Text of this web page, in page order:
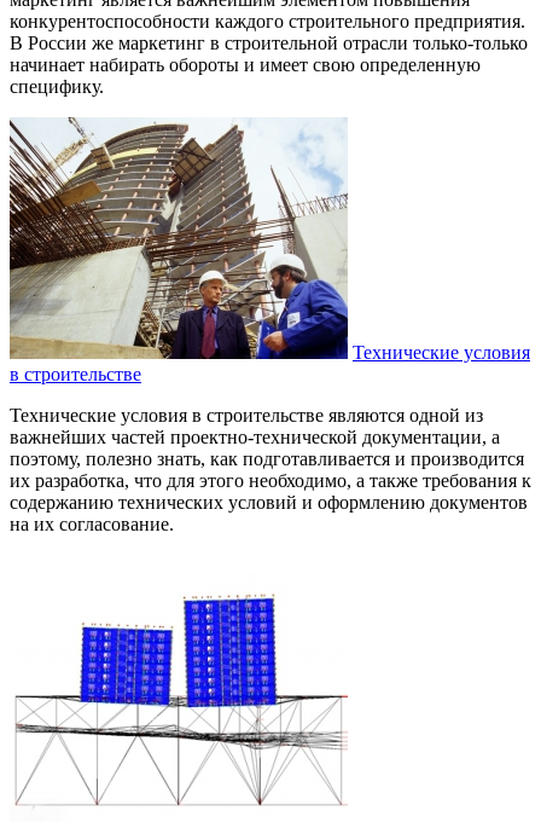
конкурентоспособности каждого строительного предприятия.
В России же маркетинг в строительной отрасли только-только
начинает набирать обороты и имеет свою определенную
специфику.
Технические условия
в строительстве
Технические условия в строительстве являются одной из
важнейших частей проектно-технической документации, а
поэтому, полезно знать, как подготавливается и производится
их разработка, что для этого необходимо, а также требования к
содержанию технических условий и оформлению документов
на их согласование.